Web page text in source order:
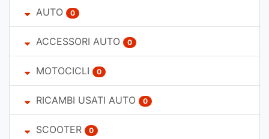
AUTO 0
ACCESSORI AUTO 0
MOTOCICLI 0
RICAMBI USATI AUTO 0
SCOOTER 0